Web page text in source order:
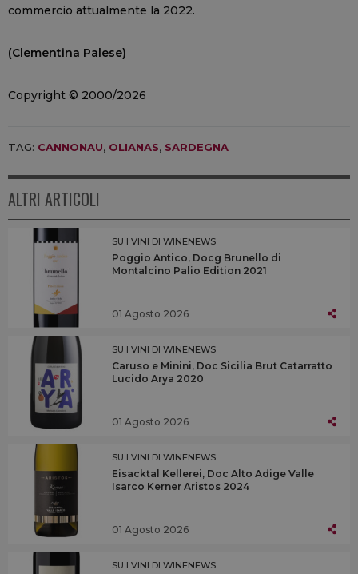
commercio attualmente la 2022.
(Clementina Palese)
Copyright © 2000/2026
TAG: CANNONAU, OLIANAS, SARDEGNA
ALTRI ARTICOLI
SU I VINI DI WINENEWS
Poggio Antico, Docg Brunello di
Montalcino Palio Edition 2021
01 Agosto 2026
SU I VINI DI WINENEWS
Caruso e Minini, Doc Sicilia Brut Catarratto
Lucido Arya 2020
01 Agosto 2026
SU I VINI DI WINENEWS
Eisacktal Kellerei, Doc Alto Adige Valle
Isarco Kerner Aristos 2024
01 Agosto 2026
SU I VINI DI WINENEWS